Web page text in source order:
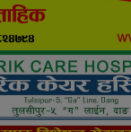
राति भएको
कसैले थाहा पाएनन्,
मृत भेटिए युवक
सीडद्वारा साना
समन्वयात्मक